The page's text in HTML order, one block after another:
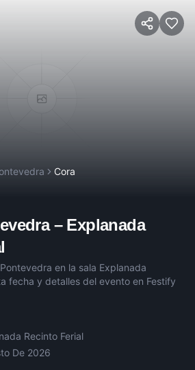
Cora
– Explanada
Pontevedra en la sala Explanada
fecha y detalles del evento en Festify
Recinto Ferial
De 2026